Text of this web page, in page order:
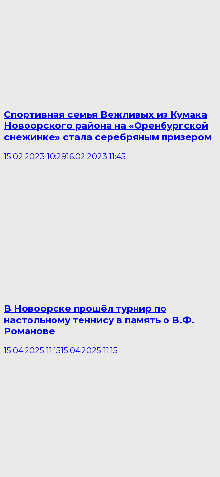
Спортивная семья Вежливых из Кумака
Новоорского района на «Оренбургской
снежинке» стала серебряным призером
15.02.2023 10:2916.02.2023 11:45
В Новоорске прошёл турнир по
настольному теннису в память о В.Ф.
Романове
15.04.2025 11:1515.04.2025 11:15